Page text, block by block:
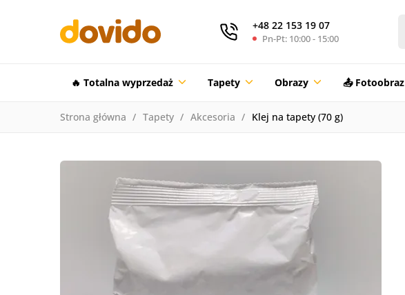
+48 22 153 19 07
Pn-Pt: 10:00 - 15:00
🔥 Totalna wyprzedaż Tapety Obrazy 📤 Fotoobraz
Strona główna Tapety Akcesoria Klej na tapety (70 g)